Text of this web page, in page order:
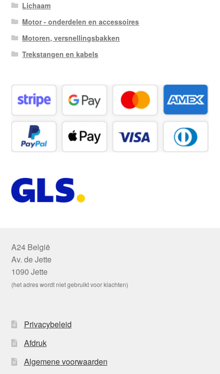
Lichaam
Motor - onderdelen en accessoires
Motoren, versnellingsbakken
Trekstangen en kabels
A24 België
Av. de Jette
1090 Jette
(het adres wordt niet gebruikt voor klachten)
Privacybeleid
Afdruk
Algemene voorwaarden